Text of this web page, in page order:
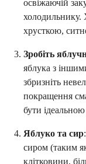
освіжаючій
холодильнику.
хрусткою,
Зробіть
яблука з
збризніть
покращення
бути
Яблуко та сир
сиром (таким
клітковини,